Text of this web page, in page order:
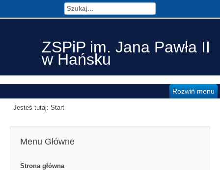
ZSPiP im. Jana Pawła II
w Hańsku
Rozwiń menu
Jesteś tutaj: Start
Menu Główne
Strona główna